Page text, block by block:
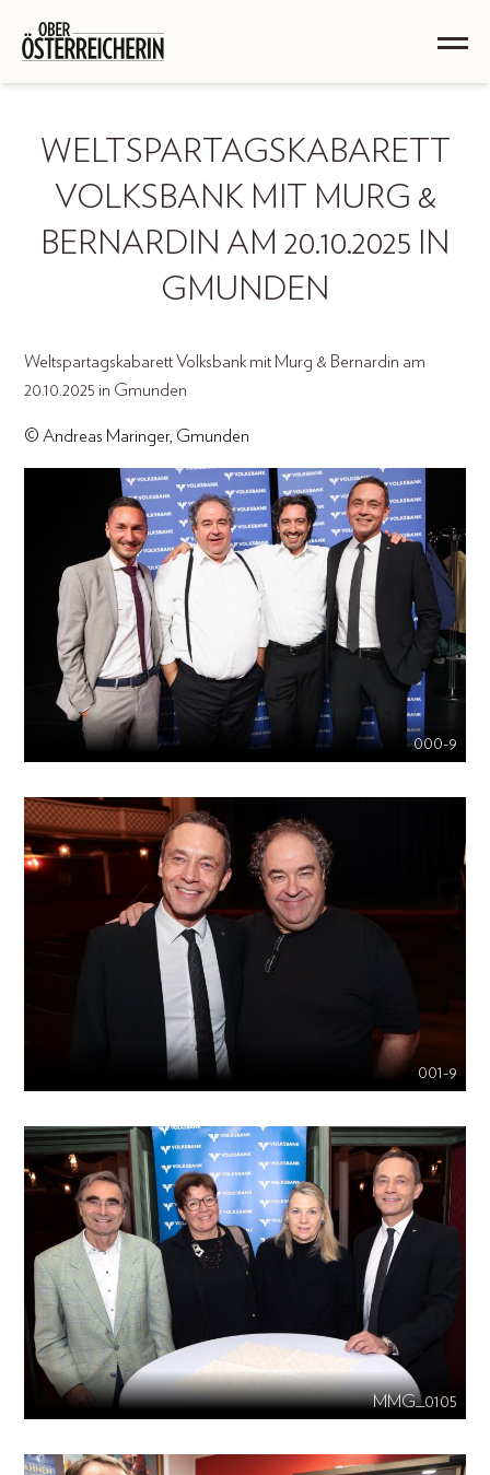
WELTSPARTAGSKABARETT
VOLKSBANK MIT MURG &
BERNARDIN AM 20.10.2025 IN
GMUNDEN
Weltspartagskabarett Volksbank mit Murg & Bernardin am
20.10.2025 in Gmunden
© Andreas Maringer, Gmunden
000-9
001-9
MMG_0105